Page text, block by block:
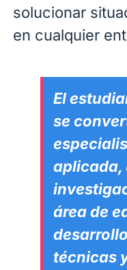
solucionar
en cualquier
El
se
aplicada,
área de
técnicas